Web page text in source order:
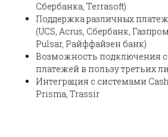
Сбербанка, Terrasoft)
Поддержка различных
(UCS, Acrus, Сбербанк,
Pulsar, Райффайзен банк)
Возможность подключения
платежей в пользу третьих
Интеграция с системами
Prisma, Trassir